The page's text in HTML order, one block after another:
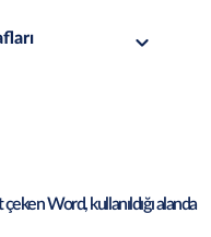
Word, kullanıldığı alanda